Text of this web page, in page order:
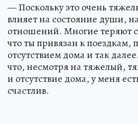
— Поскольку это очень
влияет на состояние души,
отношений. Многие теряют
что ты привязан к поездкам,
отсутствием дома и так
что, несмотря на тяжелый,
и отсутствие дома, у меня
счастлив.